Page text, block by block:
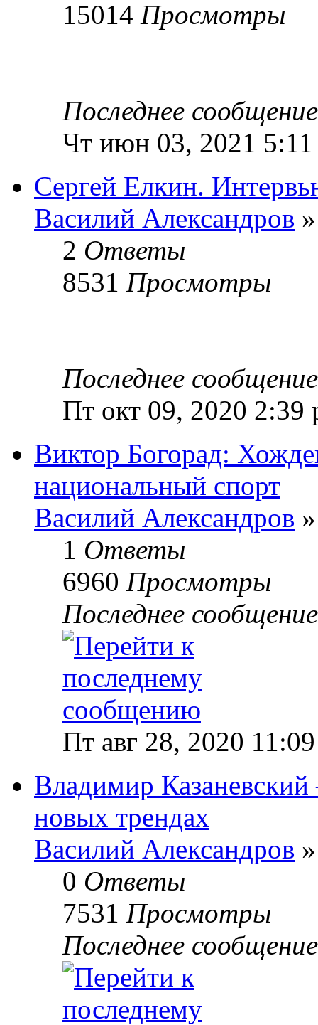
15014 Просмотры
Последнее
Чт июн 03, 2021 5:11
Сергей Елкин.
Василий Александров
2 Ответы
8531 Просмотры
Последнее
Пт окт 09, 2020 2:39
Виктор Богорад:
национальный спорт
Василий Александров
1 Ответы
6960 Просмотры
Последнее
Пт авг 28, 2020
Владимир
новых трендах
Василий Александров
0 Ответы
7531 Просмотры
Последнее